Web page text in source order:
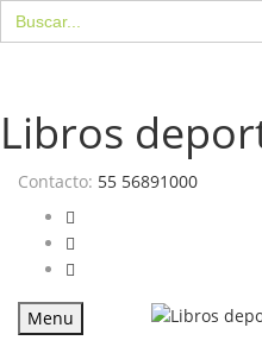
Buscar:
Libros
Contacto: 55 56891000
Menu